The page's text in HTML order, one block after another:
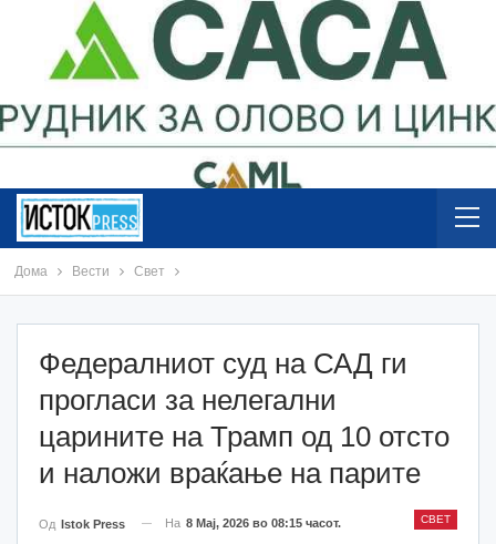
Дома Вести Свет
Федералниот суд на САД ги
прогласи за нелегални
царините на Трамп од 10 отсто
и наложи враќање на парите
СВЕТ
Од Istok Press На 8 Мај, 2026 во 08:15 часот.